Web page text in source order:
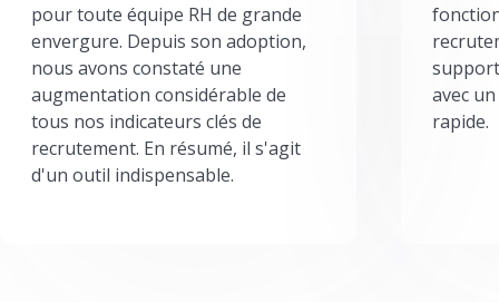
pour toute équipe RH de grande
envergure. Depuis son adoption,
nous avons constaté une
augmentation considérable de
tous nos indicateurs clés de
recrutement. En résumé, il s'agit
d'un outil indispensable.
avec
rapide.